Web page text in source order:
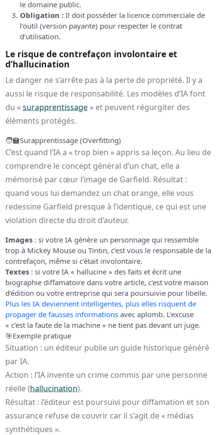
le domaine public.
Obligation : Il doit posséder la licence commerciale de
l’outil (version payante) pour respecter le contrat
d’utilisation.
Le risque de contrefaçon involontaire et
d’hallucination
Le danger ne s’arrête pas à la perte de propriété. Il y a
aussi le risque de responsabilité. Les modèles d’IA font
du «surapprentissage » et peuvent régurgiter des
éléments protégés.
🧑‍🏫Surapprentissage (Overfitting)
C’est quand l’IA a « trop bien » appris sa leçon. Au lieu de
comprendre le concept général d’un chat, elle a
mémorisé par cœur l’image de Garfield. Résultat :
quand vous lui demandez un chat orange, elle vous
redessine Garfield presque à l’identique, ce qui est une
violation directe du droit d’auteur.
Images : si votre IA génère un personnage qui ressemble
trop à Mickey Mouse ou Tintin, c’est vous le responsable de la
contrefaçon, même si c’était involontaire.
Textes : si votre IA « hallucine » des faits et écrit une
biographie diffamatoire dans votre article, c’est votre maison
d’édition ou votre entreprise qui sera poursuivie pour libelle.
Plus les IA deviennent intelligentes, plus elles risquent de
propager de fausses informations avec aplomb. L’excuse
« c’est la faute de la machine » ne tient pas devant un juge.
🎯Exemple pratique
Situation : un éditeur publie un guide historique généré
par IA.
Action : l’IA invente un crime commis par une personne
réelle (hallucination).
Résultat : l’éditeur est poursuivi pour diffamation et son
assurance refuse de couvrir car il s’agit de « médias
synthétiques ».